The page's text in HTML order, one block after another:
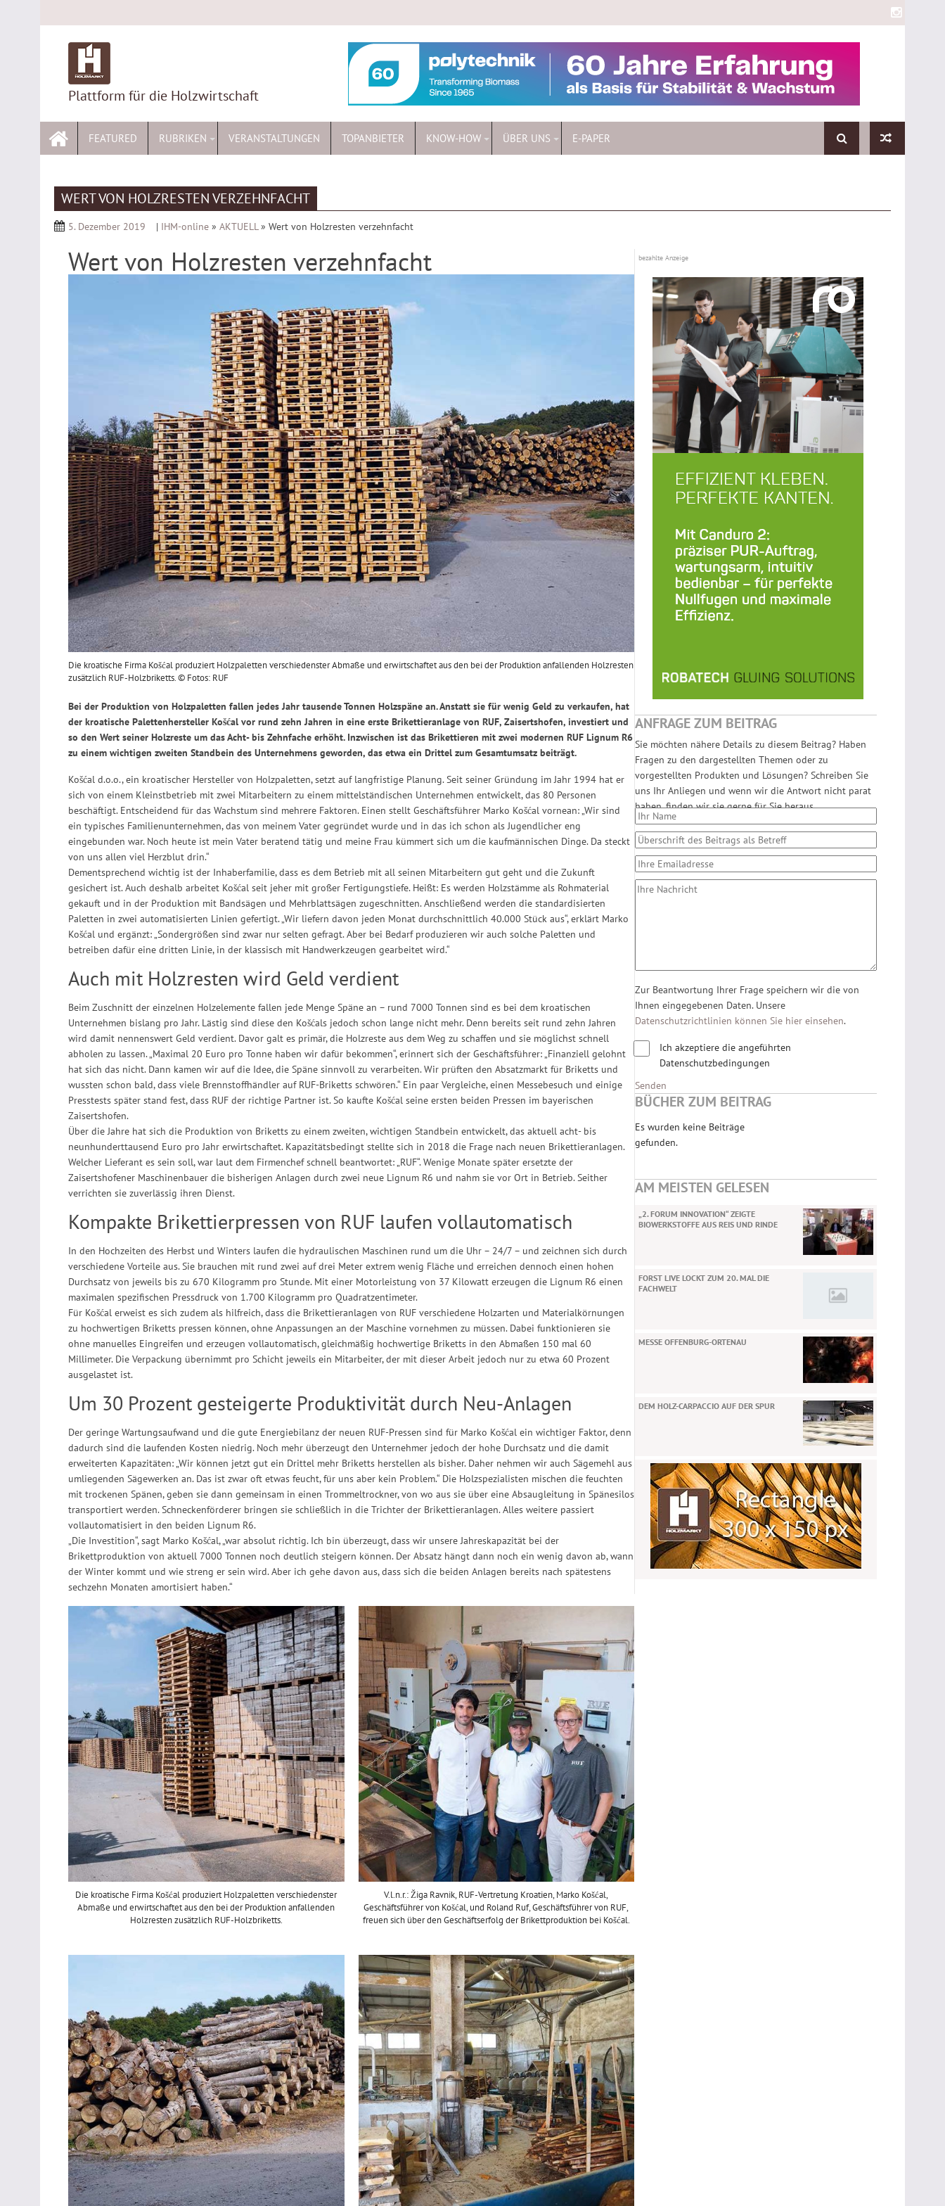
to
Plattform für die Holzwirtschaft
FEATURED RUBRIKEN VERANSTALTUNGEN TOPANBIETER KNOW-HOW ÜBER UNS E-PAPER
WERT VON HOLZRESTEN VERZEHNFACHT
5. Dezember 2019 | IHM-online » AKTUELL» Wert von Holzresten verzehnfacht
Wert von Holzresten verzehnfacht
Die kroatische Firma Košćal produziert Holzpaletten verschiedenster Abmaße und erwirtschaftet aus den bei der Produktion anfallenden Holzresten
zusätzlich RUF-Holzbriketts. © Fotos: RUF
Bei der Produktion von Holzpaletten fallen jedes Jahr tausende Tonnen Holzspäne an. Anstatt sie für wenig Geld zu verkaufen, hat
der kroatische Palettenhersteller Košćal vor rund zehn Jahren in eine erste Brikettieranlage von RUF, Zaisertshofen, investiert und
so den Wert seiner Holzreste um das Acht- bis Zehnfache erhöht. Inzwischen ist das Brikettieren mit zwei modernen RUF Lignum R6
zu einem wichtigen zweiten Standbein des Unternehmens geworden, das etwa ein Drittel zum Gesamtumsatz beiträgt.
Košćal d.o.o., ein kroatischer Hersteller von Holzpaletten, setzt auf langfristige Planung. Seit seiner Gründung im Jahr 1994 hat er
sich von einem Kleinstbetrieb mit zwei Mitarbeitern zu einem mittelständischen Unternehmen entwickelt, das 80 Personen
beschäftigt. Entscheidend für das Wachstum sind mehrere Faktoren. Einen stellt Geschäftsführer Marko Košćal vornean: „Wir sind
ein typisches Familienunternehmen, das von meinem Vater gegründet wurde und in das ich schon als Jugendlicher eng
eingebunden war. Noch heute ist mein Vater beratend tätig und meine Frau kümmert sich um die kaufmännischen Dinge. Da steckt
von uns allen viel Herzblut drin.“
Dementsprechend wichtig ist der Inhaberfamilie, dass es dem Betrieb mit all seinen Mitarbeitern gut geht und die Zukunft
gesichert ist. Auch deshalb arbeitet Košćal seit jeher mit großer Fertigungstiefe. Heißt: Es werden Holzstämme als Rohmaterial
gekauft und in der Produktion mit Bandsägen und Mehrblattsägen zugeschnitten. Anschließend werden die standardisierten
Paletten in zwei automatisierten Linien gefertigt. „Wir liefern davon jeden Monat durchschnittlich 40.000 Stück aus“, erklärt Marko
Košćal und ergänzt: „Sondergrößen sind zwar nur selten gefragt. Aber bei Bedarf produzieren wir auch solche Paletten und
betreiben dafür eine dritten Linie, in der klassisch mit Handwerkzeugen gearbeitet wird.“
Auch mit Holzresten wird Geld verdient
Beim Zuschnitt der einzelnen Holzelemente fallen jede Menge Späne an – rund 7000 Tonnen sind es bei dem kroatischen
Unternehmen bislang pro Jahr. Lästig sind diese den Košćals jedoch schon lange nicht mehr. Denn bereits seit rund zehn Jahren
wird damit nennenswert Geld verdient. Davor galt es primär, die Holzreste aus dem Weg zu schaffen und sie möglichst schnell
abholen zu lassen. „Maximal 20 Euro pro Tonne haben wir dafür bekommen“, erinnert sich der Geschäftsführer: „Finanziell gelohnt
hat sich das nicht. Dann kamen wir auf die Idee, die Späne sinnvoll zu verarbeiten. Wir prüften den Absatzmarkt für Briketts und
wussten schon bald, dass viele Brennstoffhändler auf RUF-Briketts schwören.“ Ein paar Vergleiche, einen Messebesuch und einige
Presstests später stand fest, dass RUF der richtige Partner ist. So kaufte Košćal seine ersten beiden Pressen im bayerischen
Zaisertshofen.
Über die Jahre hat sich die Produktion von Briketts zu einem zweiten, wichtigen Standbein entwickelt, das aktuell acht- bis
neunhunderttausend Euro pro Jahr erwirtschaftet. Kapazitätsbedingt stellte sich in 2018 die Frage nach neuen Brikettieranlagen.
Welcher Lieferant es sein soll, war laut dem Firmenchef schnell beantwortet: „RUF“. Wenige Monate später ersetzte der
Zaisertshofener Maschinenbauer die bisherigen Anlagen durch zwei neue Lignum R6 und nahm sie vor Ort in Betrieb. Seither
verrichten sie zuverlässig ihren Dienst.
Kompakte Brikettierpressen von RUF laufen vollautomatisch
In den Hochzeiten des Herbst und Winters laufen die hydraulischen Maschinen rund um die Uhr – 24/7 – und zeichnen sich durch
verschiedene Vorteile aus. Sie brauchen mit rund zwei auf drei Meter extrem wenig Fläche und erreichen dennoch einen hohen
Durchsatz von jeweils bis zu 670 Kilogramm pro Stunde. Mit einer Motorleistung von 37 Kilowatt erzeugen die Lignum R6 einen
maximalen spezifischen Pressdruck von 1.700 Kilogramm pro Quadratzentimeter.
Für Košćal erweist es sich zudem als hilfreich, dass die Brikettieranlagen von RUF verschiedene Holzarten und Materialkörnungen
zu hochwertigen Briketts pressen können, ohne Anpassungen an der Maschine vornehmen zu müssen. Dabei funktionieren sie
ohne manuelles Eingreifen und erzeugen vollautomatisch, gleichmäßig hochwertige Briketts in den Abmaßen 150 mal 60
Millimeter. Die Verpackung übernimmt pro Schicht jeweils ein Mitarbeiter, der mit dieser Arbeit jedoch nur zu etwa 60 Prozent
ausgelastet ist.
Um 30 Prozent gesteigerte Produktivität durch Neu-Anlagen
Der geringe Wartungsaufwand und die gute Energiebilanz der neuen RUF-Pressen sind für Marko Košćal ein wichtiger Faktor, denn
dadurch sind die laufenden Kosten niedrig. Noch mehr überzeugt den Unternehmer jedoch der hohe Durchsatz und die damit
erweiterten Kapazitäten: „Wir können jetzt gut ein Drittel mehr Briketts herstellen als bisher. Daher nehmen wir auch Sägemehl aus
umliegenden Sägewerken an. Das ist zwar oft etwas feucht, für uns aber kein Problem.“ Die Holzspezialisten mischen die feuchten
mit trockenen Spänen, geben sie dann gemeinsam in einen Trommeltrockner, von wo aus sie über eine Absaugleitung in Spänesilos
transportiert werden. Schneckenförderer bringen sie schließlich in die Trichter der Brikettieranlagen. Alles weitere passiert
vollautomatisiert in den beiden Lignum R6.
„Die Investition“, sagt Marko Košćal, „war absolut richtig. Ich bin überzeugt, dass wir unsere Jahreskapazität bei der
Brikettproduktion von aktuell 7000 Tonnen noch deutlich steigern können. Der Absatz hängt dann noch ein wenig davon ab, wann
der Winter kommt und wie streng er sein wird. Aber ich gehe davon aus, dass sich die beiden Anlagen bereits nach spätestens
sechzehn Monaten amortisiert haben.“
Die kroatische Firma Košćal produziert Holzpaletten verschiedenster
Abmaße und erwirtschaftet aus den bei der Produktion anfallenden
Holzresten zusätzlich RUF-Holzbriketts.
V.l.n.r.: Žiga Ravnik, RUF-Vertretung Kroatien, Marko Košćal,
Geschäftsführer von Košćal, und Roland Ruf, Geschäftsführer von RUF,
freuen sich über den Geschäftserfolg der Brikettproduktion bei Košćal.
bezahlte Anzeige
ANFRAGE ZUM BEITRAG
Sie möchten nähere Details zu diesem Beitrag? Haben
Fragen zu den dargestellten Themen oder zu
vorgestellten Produkten und Lösungen? Schreiben Sie
uns Ihr Anliegen und wenn wir die Antwort nicht parat
haben, finden wir sie gerne für Sie heraus.
Zur Beantwortung Ihrer Frage speichern wir die von
Ihnen eingegebenen Daten. Unsere
Datenschutzrichtlinien können Sie hier einsehen.
Ich akzeptiere die angeführten
Datenschutzbedingungen
Senden
BÜCHER ZUM BEITRAG
Es wurden keine Beiträge
gefunden.
AM MEISTEN GELESEN
„2. FORUM INNOVATION“ ZEIGTE
BIOWERKSTOFFE AUS REIS UND RINDE
FORST LIVE LOCKT ZUM 20. MAL DIE
FACHWELT
MESSE OFFENBURG-ORTENAU
DEM HOLZ-CARPACCIO AUF DER SPUR